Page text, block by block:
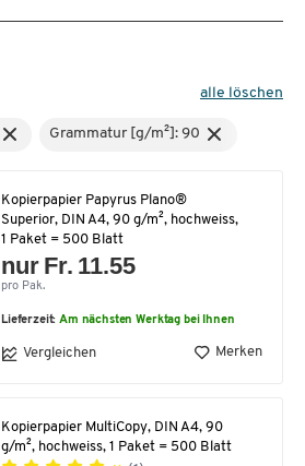
alle löschen
Grammatur [g/m²]: 90
Kopierpapier Papyrus Plano®
Superior, DIN A4, 90 g/m², hochweiss,
1 Paket = 500 Blatt
nur Fr. 11.55
pro Pak.
Lieferzeit:Am nächsten Werktag bei Ihnen
Vergleichen Merken
Kopierpapier MultiCopy, DIN A4, 90
g/m², hochweiss, 1 Paket = 500 Blatt